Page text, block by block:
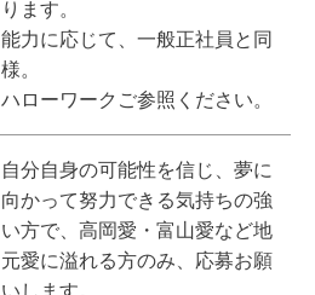
ります。
能力に応じて、一般正社員と同
様。
ハローワークご参照ください。
自分自身の可能性を信じ、夢に
向かって努力できる気持ちの強
い方で、高岡愛・富山愛など地
元愛に溢れる方のみ、応募お願